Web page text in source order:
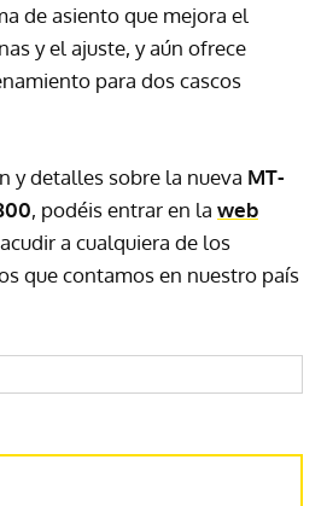
de asiento que mejora el
y el ajuste, y aún ofrece
para dos cascos
y detalles sobre la nueva MT-
, podéis entrar en la web
a cualquiera de los
que contamos en nuestro país